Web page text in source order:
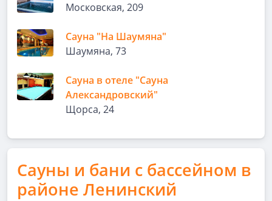
Московская, 209
Сауна "На Шаумяна"
Шаумяна, 73
Сауна в отеле "Сауна
Александровский"
Щорса, 24
Сауны и бани с бассейном в
районе Ленинский